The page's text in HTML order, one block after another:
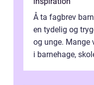
Å ta fagbrev
en tydelig og
og unge. Mange
i barnehage,